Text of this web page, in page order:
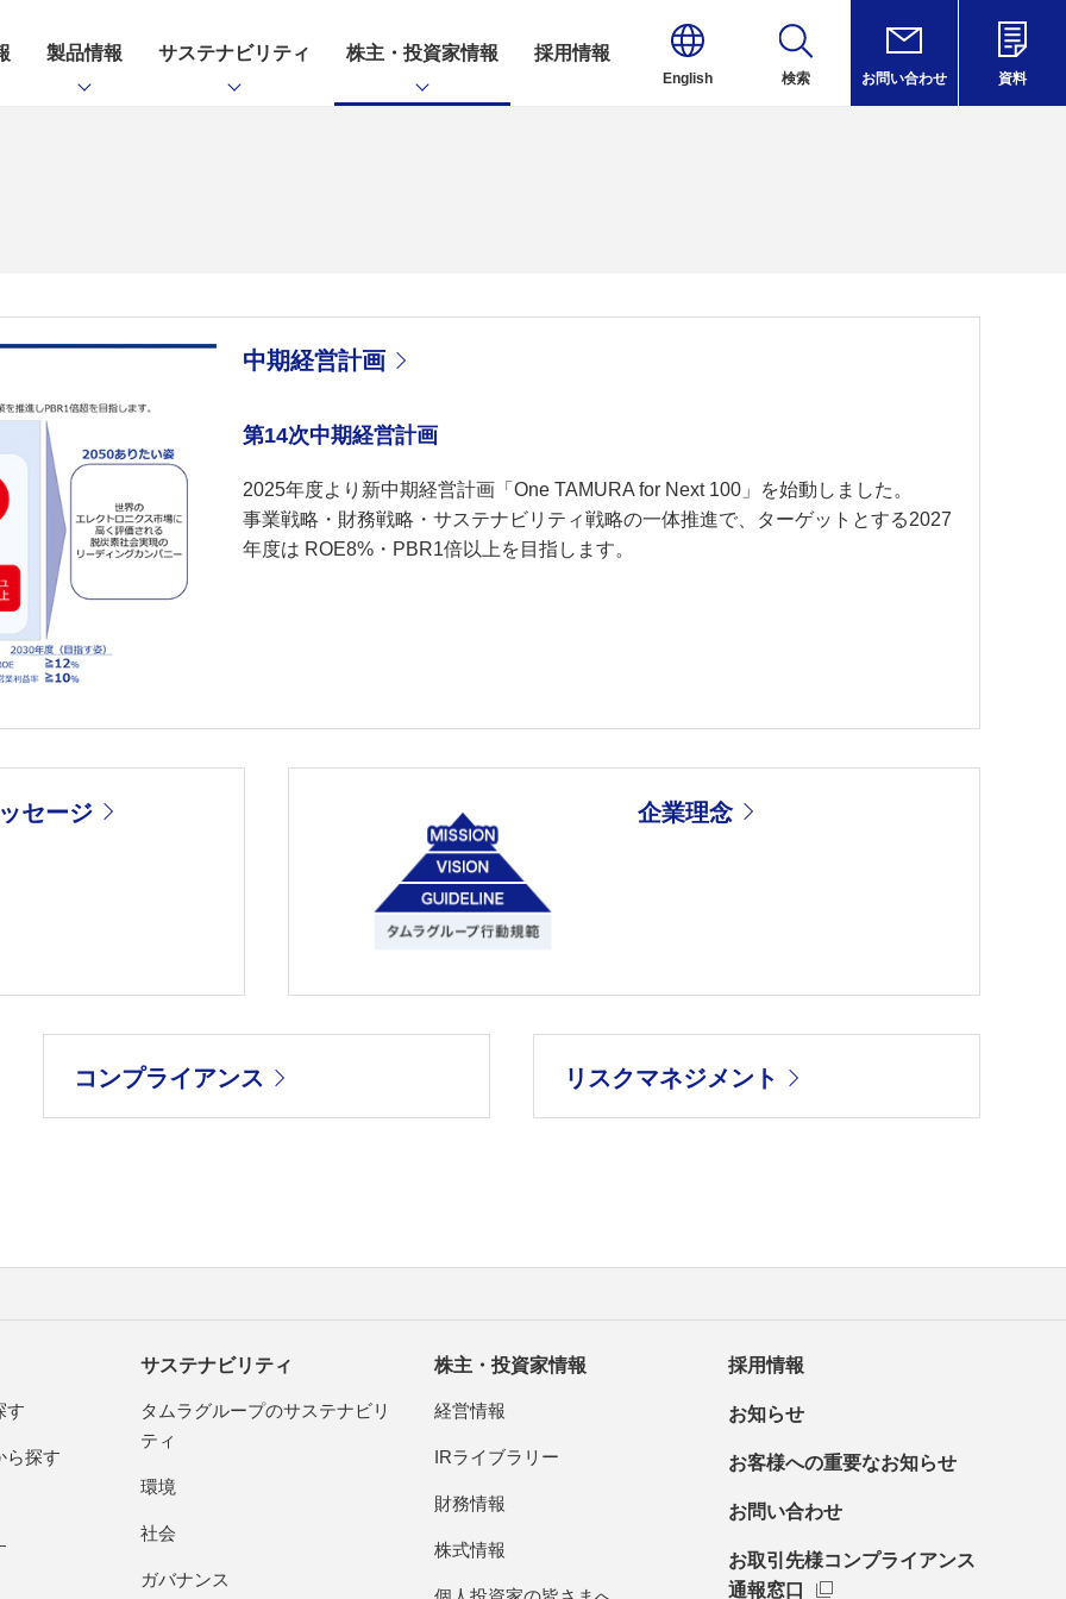
製品情報 サステナビリティ 株主・投資家情報 採用情報
English 検索 お問い合わせ 資料
中期経営計画
第14次中期経営計画
2025年度より新中期経営計画「One TAMURA for Next 100」を始動しました。
事業戦略・財務戦略・サステナビリティ戦略の一体推進で、ターゲットとする2027
年度は ROE8%・PBR1倍以上を目指します。
セージ 企業理念
コンプライアンス リスクマネジメント
す
ら探す
サステナビリティ
タムラグループのサステナビリ
ティ
環境
社会
ガバナンス
株主・投資家情報
経営情報
IRライブラリー
財務情報
株式情報
採用情報
お知らせ
お客様への重要なお知らせ
お問い合わせ
お取引先様コンプライアンス
通報窓口